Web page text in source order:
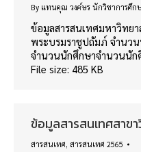
By แทนคุณ วงค์ษร นักวิชาการศึก
ข้อมูลสารสนเทศมหาวิทย
พระบรมราชูปถัมภ์ จำนว
จำนวนนักศึกษาจำนวนนัก
File size: 485 KB
ข้อมูลสารสนเทศสาข
สารสนเทศ, สารสนเทศ 2565